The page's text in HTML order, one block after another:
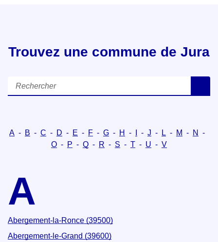
Trouvez une commune de Jura
Rechercher
A - B - C - D - E - F - G - H - - J - L - M - N
-
O - P - Q - R - S - T - U - V
A
Abergement-la-Ronce (39500)
Abergement-le-Grand (39600)